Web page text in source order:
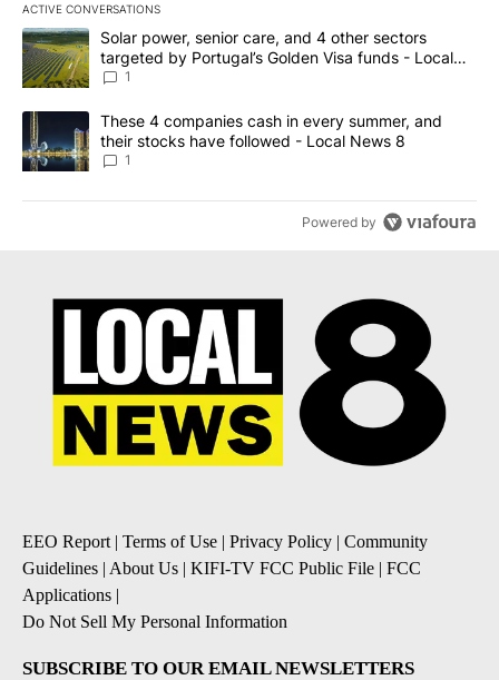
ACTIVE CONVERSATIONS
The following is a list of the most commented articles in the last
A trending article titled "Solar power, senior care, and 4 other
Solar power, senior care, and 4 other sectors
targeted by Portugal’s Golden Visa funds - Local
News 8
1
A trending article titled "These 4 companies cash in every
These 4 companies cash in every summer, and
their stocks have followed - Local News 8
1
Powered by
EEO Report| Terms of Use | Privacy Policy | Community
Guidelines | About Us | KIFI-TV FCC Public File | FCC
Applications |
Do Not Sell My Personal Information
SUBSCRIBE TO OUR EMAIL NEWSLETTERS